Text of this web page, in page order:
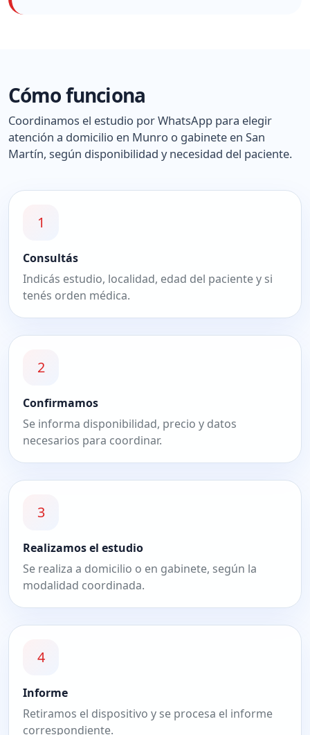
Cómo funciona
Coordinamos el estudio por WhatsApp para elegir
atención a domicilio en Munro o gabinete en San
Martín, según disponibilidad y necesidad del paciente.
1
Consultás
Indicás estudio, localidad, edad del paciente y si
tenés orden médica.
2
Confirmamos
Se informa disponibilidad, precio y datos
necesarios para coordinar.
3
Realizamos el estudio
Se realiza a domicilio o en gabinete, según la
modalidad coordinada.
4
Informe
Retiramos el dispositivo y se procesa el informe
correspondiente.